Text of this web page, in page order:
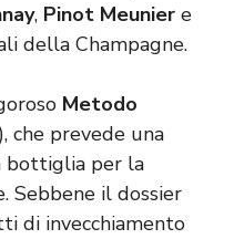
, Pinot Meunier e
della Champagne.
Metodo
che prevede una
bottiglia per la
Sebbene il dossier
di invecchiamento